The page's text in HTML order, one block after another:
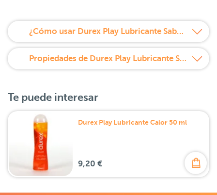
¿Cómo usar Durex Play Lubricante Sabor Fresa 50 ml?
Propiedades de Durex Play Lubricante Sabor Fresa 50 ml
Te puede interesar
Durex Play Lubricante Calor 50 ml
9,20 €